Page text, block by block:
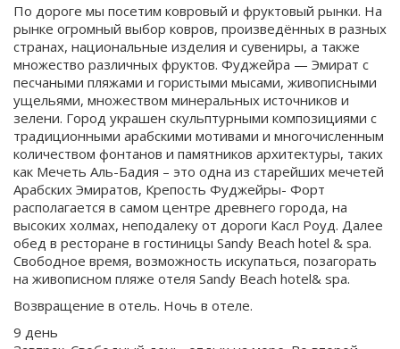
По дороге мы посетим ковровый и фруктовый рынки. На
рынке огромный выбор ковров, произведённых в разных
странах, национальные изделия и сувениры, а также
множество различных фруктов. Фуджейра — Эмират с
песчаными пляжами и гористыми мысами, живописными
ущельями, множеством минеральных источников и
зелени. Город украшен скульптурными композициями с
традиционными арабскими мотивами и многочисленным
количеством фонтанов и памятников архитектуры, таких
как Мечеть Аль-Бадия – это одна из старейших мечетей
Арабских Эмиратов, Крепость Фуджейры- Форт
располагается в самом центре древнего города, на
высоких холмах, неподалеку от дороги Касл Роуд. Далее
обед в ресторане в гостиницы Sandy Beach hotel & spa.
Свободное время, возможность искупаться, позагорать
на живописном пляже отеля Sandy Beach hotel& spa.
Возвращение в отель. Ночь в отеле.
9 день